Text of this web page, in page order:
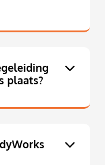
plaats?